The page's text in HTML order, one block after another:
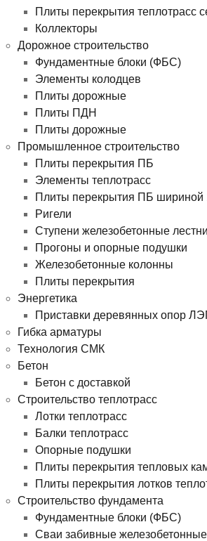
Плиты перекрытия теплотрасс
Коллекторы
Дорожное строительство
Фундаментные блоки (ФБС)
Элементы колодцев
Плиты дорожные
Плиты ПДН
Плиты дорожные
Промышленное строительство
Плиты перекрытия ПБ
Элементы теплотрасс
Плиты перекрытия ПБ шириной
Ригели
Ступени железобетонные
Прогоны и опорные подушки
Железобетонные колонны
Плиты перекрытия
Энергетика
Приставки деревянных опор
Гибка арматуры
Технология СМК
Бетон
Бетон с доставкой
Строительство теплотрасс
Лотки теплотрасс
Балки теплотрасс
Опорные подушки
Плиты перекрытия тепловых
Плиты перекрытия лотков
Строительство фундамента
Фундаментные блоки (ФБС)
Сваи забивные железобетонные